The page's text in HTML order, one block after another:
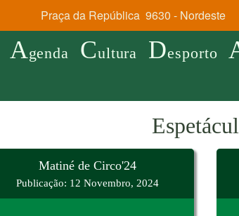
Praça da República 9630 - Nordeste
Agenda Cultura Desporto
Matiné de Circo'24
Publicação: 12 Novembro, 2024